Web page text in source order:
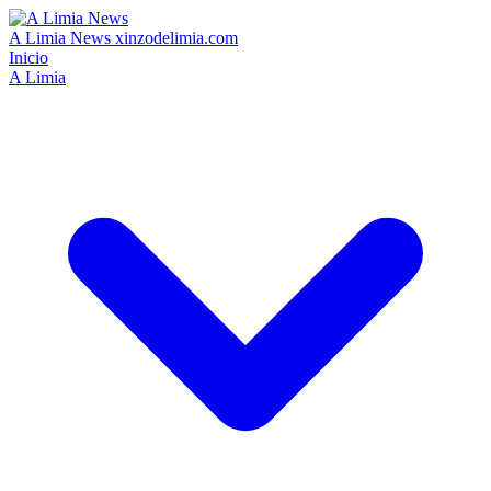
A Limia News xinzodelimia.com
Inicio
A Limia